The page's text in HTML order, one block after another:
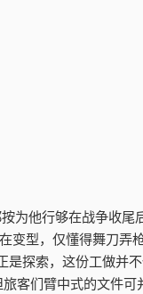
为他行够在战争收尾
变型，仅懂得舞刀弄
是探索，这份工做并
客们臂中式的文件可